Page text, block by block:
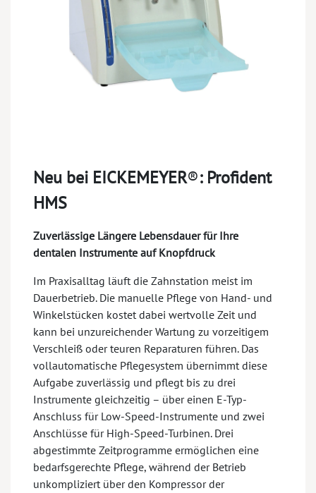
Neu bei EICKEMEYER®:Profident
HMS
Zuverlässige Längere Lebensdauer für Ihre
dentalen Instrumente auf Knopfdruck
Im Praxisalltag läuft die Zahnstation meist im
Dauerbetrieb. Die manuelle Pflege von Hand- und
Winkelstücken kostet dabei wertvolle Zeit und
kann bei unzureichender Wartung zu vorzeitigem
Verschleiß oder teuren Reparaturen führen. Das
vollautomatische Pflegesystem übernimmt diese
Aufgabe zuverlässig und pflegt bis zu drei
Instrumente gleichzeitig – über einen E-Typ-
Anschluss für Low-Speed-Instrumente und zwei
Anschlüsse für High-Speed-Turbinen. Drei
abgestimmte Zeitprogramme ermöglichen eine
bedarfsgerechte Pflege, während der Betrieb
unkompliziert über den Kompressor der